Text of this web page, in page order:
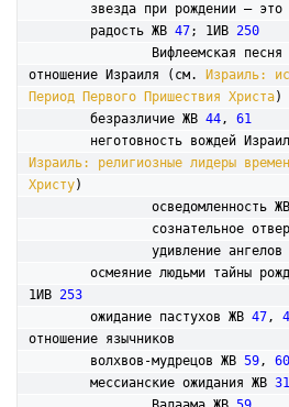
звезда при рождении – это
	радость ЖВ
47; 1ИВ 250
Вифлеемская песня
отношение Израиля (см.
Израиль:
Период Первого Пришествия Христа)
	безразличие ЖВ
44, 61
неготовность вождей
Израиль: религиозные лидеры
Христу)
		осведомленность ЖВ
сознательное
удивление ангелов
осмеяние людьми тайны
1ИВ 253
	ожидание пастухов ЖВ
47,
отношение язычников
	волхвов-мудрецов ЖВ
59, 60
	мессианские ожидания ЖВ
31